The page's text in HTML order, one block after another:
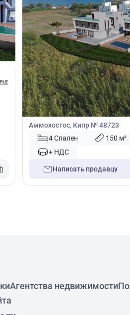
€730 000
Вилла
Вилла с 4 спальнями в
Аммохостос, Кипр № 48723
4 Спален
150 м²
+ НДС
Написать продавцу
Агентства недвижимости